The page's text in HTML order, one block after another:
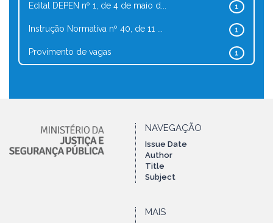
1
Edital DEPEN nº 1, de 4 de maio d...
1
Instrução Normativa nº 40, de 11 ...
1
Provimento de vagas
NAVEGAÇÃO
Issue Date
Author
Title
Subject
MAIS